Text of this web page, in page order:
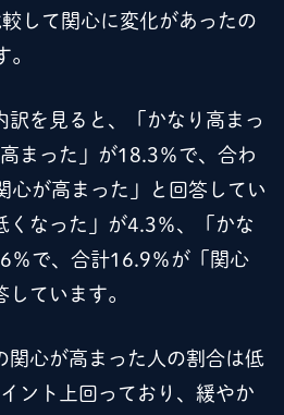
して関心に変化があったの
訳を見ると、「かなり高まっ
まった」が18.3％で、合わ
心が高まった」と回答してい
くなった」が4.3％、「かな
％で、合計16.9％が「関心
ています。
関心が高まった人の割合は低
ント上回っており、緩やか